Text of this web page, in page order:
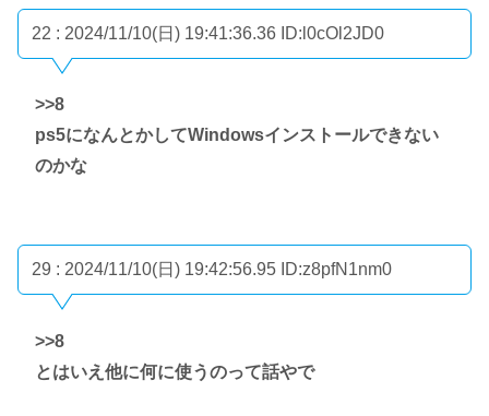
22 : 2024/11/10(日) 19:41:36.36 ID:l0cOl2JD0
>>8
ps5になんとかしてWindowsインストールできない
のかな
29 : 2024/11/10(日) 19:42:56.95 ID:z8pfN1nm0
>>8
とはいえ他に何に使うのって話やで